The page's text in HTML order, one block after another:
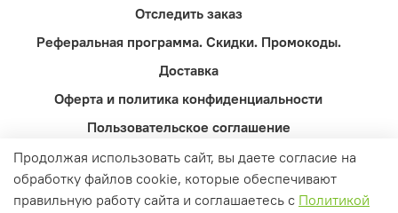
Отследить заказ
Реферальная программа. Скидки. Промокоды.
Доставка
Оферта и политика конфиденциальности
Пользовательское соглашение
Контакты
Вопросы и ответы
Продолжая использовать сайт, вы даете согласие на
обработку файлов cookie, которые обеспечивают
правильную работу сайта и соглашаетесь с Политикой